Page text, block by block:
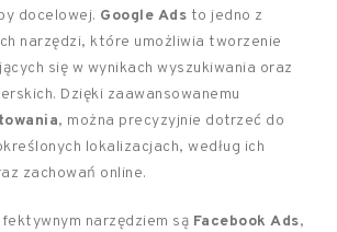
docelowej. Google Ads to jedno z
narzędzi, które umożliwia tworzenie
się w wynikach wyszukiwania oraz
Dzięki zaawansowanemu
, można precyzyjnie dotrzeć do
lokalizacjach, według ich
zachowań online.
narzędziem są Facebook Ads,